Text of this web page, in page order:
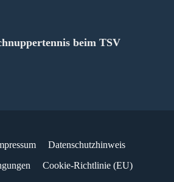
beim TSV
Datenschutzhinweis
Cookie-Richtlinie (EU)